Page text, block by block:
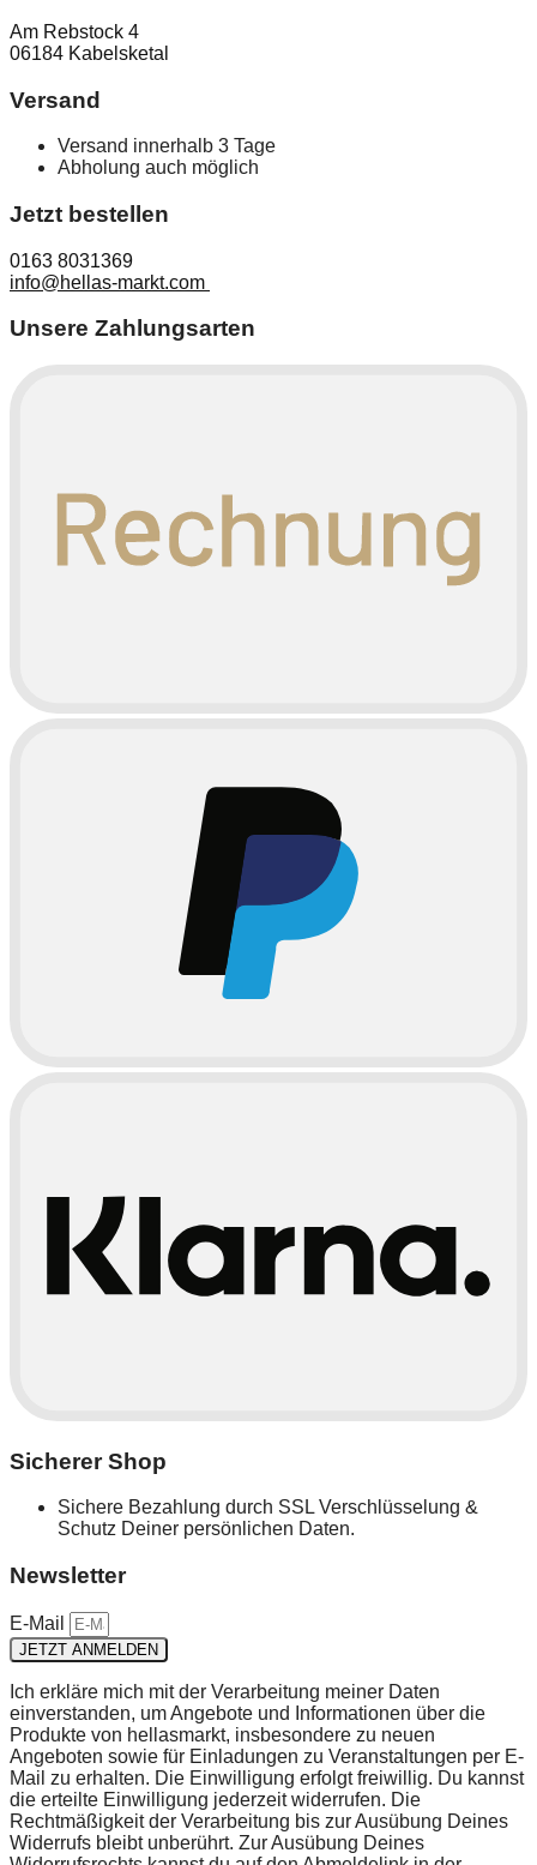
Am Rebstock 4
06184 Kabelsketal
Versand
Versand innerhalb 3 Tage
Abholung auch möglich
Jetzt bestellen
0163 8031369
info@hellas-markt.com
Unsere Zahlungsarten
Sicherer Shop
Sichere Bezahlung durch SSL Verschlüsselung &
Schutz Deiner persönlichen Daten.
Newsletter
E-Mail
JETZT ANMELDEN
Ich erkläre mich mit der Verarbeitung meiner Daten
einverstanden, um Angebote und Informationen über die
Produkte von hellasmarkt, insbesondere zu neuen
Angeboten sowie für Einladungen zu Veranstaltungen per E-
Mail zu erhalten. Die Einwilligung erfolgt freiwillig. Du kannst
die erteilte Einwilligung jederzeit widerrufen. Die
Rechtmäßigkeit der Verarbeitung bis zur Ausübung Deines
Widerrufs bleibt unberührt. Zur Ausübung Deines